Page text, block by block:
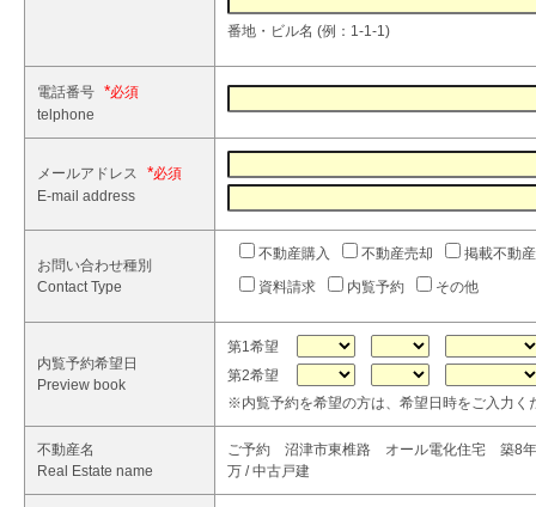
番地・ビル名 (例：1-1-1)
電話番号 *
telphone
メールアドレス *
E-mail address
お問い合わせ種別
Contact Type
不動産購入 不動産売却
掲載不動
資料請求
内覧予約 その他
内覧予約希望日
Preview book
第1希望
第2希望
※内覧予約を希望の方は、希望日時をご入力く
不動産名
Real Estate name
ご予約 沼津市東椎路 オール電化住宅 築
万 / 中古戸建